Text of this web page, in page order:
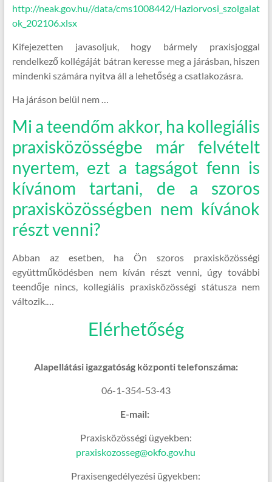
http://neak.gov.hu//data/cms1008442/Haziorvosi_szolgalat
ok_202106.xlsx
Kifejezetten javasoljuk, hogy bármely praxisjoggal
rendelkező kollégáját bátran keresse meg a járásban, hiszen
mindenki számára nyitva áll a lehetőség a csatlakozásra.
Ha járáson belül nem …
Mi a teendőm akkor, ha kollegiális
praxisközösségbe már felvételt
nyertem, ezt a tagságot fenn is
kívánom tartani, de a szoros
praxisközösségben nem kívánok
részt venni?
Abban az esetben, ha Ön szoros praxisközösségi
együttműködésben nem kíván részt venni, úgy további
teendője nincs, kollegiális praxisközösségi státusza nem
változik.…
Elérhetőség
Alapellátási igazgatóság központi telefonszáma:
06-1-354-53-43
E-mail:
Praxisközösségi ügyekben:
praxiskozosseg@okfo.gov.hu
Praxisengedélyezési ügyekben: